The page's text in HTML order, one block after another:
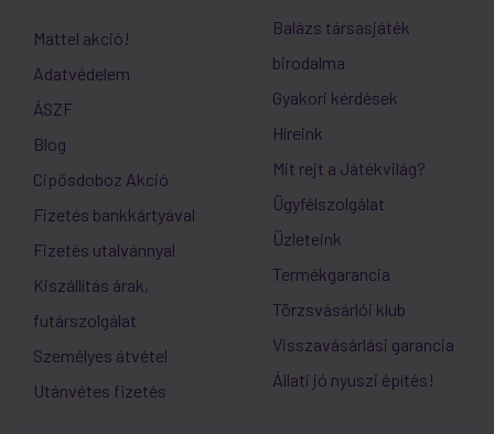
Mattel akció!
Adatvédelem
ÁSZF
Blog
Cipősdoboz Akció
Fizetés bankkártyával
Fizetés utalvánnyal
Kiszállítás árak,
futárszolgálat
Személyes átvétel
Utánvétes fizetés
Balázs társasjáték
birodalma
Gyakori kérdések
Híreink
Mit rejt a Játékvilág?
Ügyfélszolgálat
Üzleteink
Termékgarancia
Törzsvásárlói klub
Visszavásárlási garancia
Állati jó nyuszi építés!